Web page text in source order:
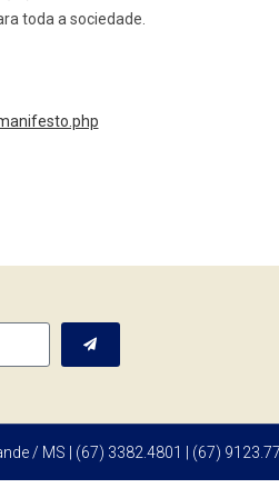
toda a sociedade.
/ MS | (67) 3382.4801 | (67)